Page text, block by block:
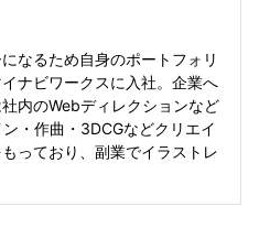
なるため自身のポートフォリ
ナビワークスに入社。企業へ
内のWebディレクションなど
・作曲・3DCGなどクリエイ
っており、副業でイラストレ